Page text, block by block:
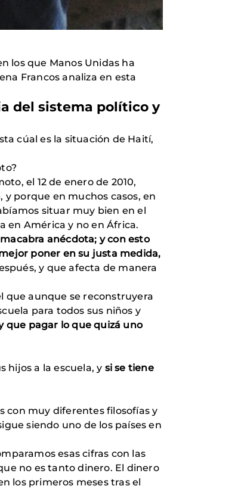
los que Manos Unidas ha
Francos analiza en esta
del sistema político y
cúal es la situación de Haití,
el 12 de enero de 2010,
porque en muchos casos, en
situar muy bien en el
en América y no en África.
anécdota; y con esto
poner en su justa medida,
y que afecta de manera
que aunque se reconstruyera
para todos sus niños y
que pagar lo que quizá uno
hijos a la escuela, y si se tiene
con muy diferentes filosofías y
siendo uno de los países en
esas cifras con las
no es tanto dinero. El dinero
los primeros meses tras el